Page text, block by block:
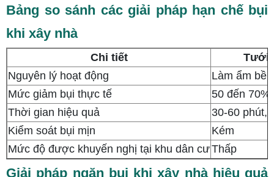
Bảng so sánh các giải pháp hạn chế bụi
khi xây nhà
Chi tiết
Tưới
Nguyên lý hoạt động
Làm ẩm bề
Mức giảm bụi thực tế
50 đến 70%
Thời gian hiệu quả
30-60 phút,
Kiểm soát bụi mịn
Kém
Mức độ được khuyến nghị tại khu dân cưThấp
Giải pháp ngăn bụi khi xây nhà hiệu quả